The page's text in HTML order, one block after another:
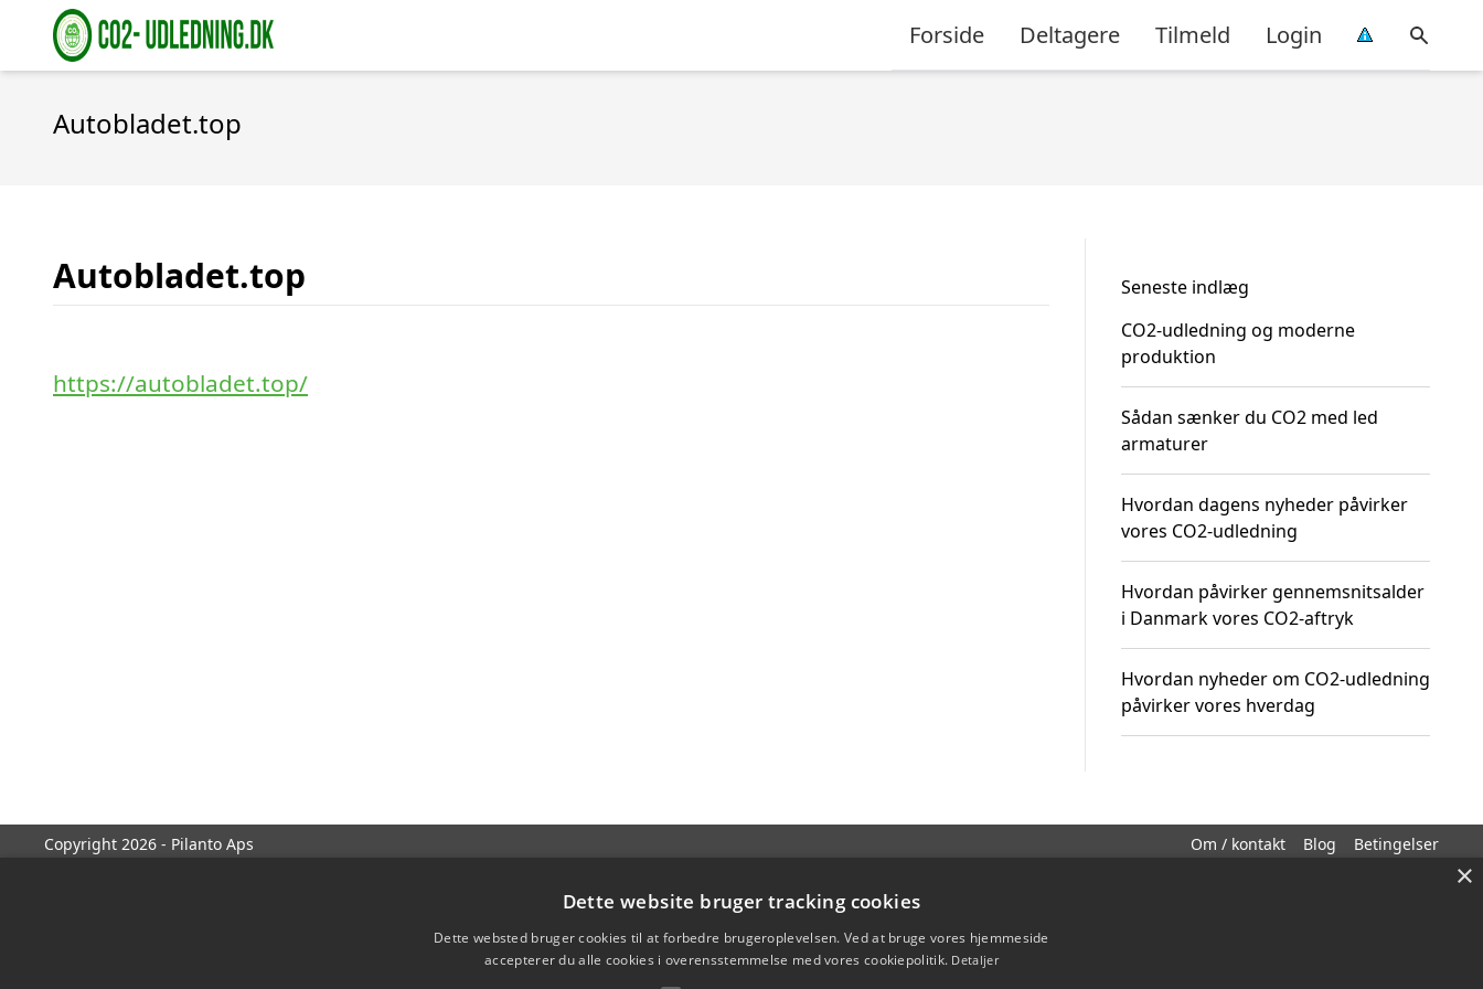
Forside Deltagere Tilmeld Login
Autobladet.top
Autobladet.top
https://autobladet.top/
Seneste indlæg
CO2-udledning og moderne
produktion
Sådan sænker du CO2 med led
armaturer
Hvordan dagens nyheder påvirker
vores CO2-udledning
Hvordan påvirker gennemsnitsalder
i Danmark vores CO2-aftryk
Hvordan nyheder om CO2-udledning
påvirker vores hverdag
Copyright 2026 - Pilanto Aps Om / kontakt Blog Betingelser
×
Dette website bruger tracking cookies
Dette websted bruger cookies til at forbedre brugeroplevelsen. Ved at bruge vores hjemmeside
accepterer du alle cookies i overensstemmelse med vores cookiepolitik. Detaljer